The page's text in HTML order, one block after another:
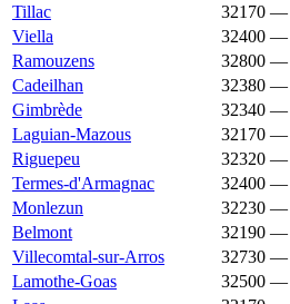
Tillac
32170 —
Viella
32400 —
Ramouzens
32800 —
Cadeilhan
32380 —
Gimbrède
32340 —
Laguian-Mazous
32170 —
Riguepeu
32320 —
Termes-d'Armagnac
32400 —
Monlezun
32230 —
Belmont
32190 —
Villecomtal-sur-Arros
32730 —
Lamothe-Goas
32500 —